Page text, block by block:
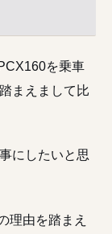
を乗車
まえまして比
にしたいと思
理由を踏まえ